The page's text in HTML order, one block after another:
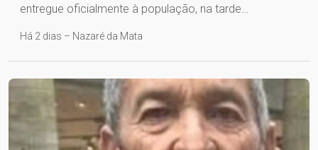
entregue oficialmente à população, na tarde…
Há 2 dias – Nazaré da Mata